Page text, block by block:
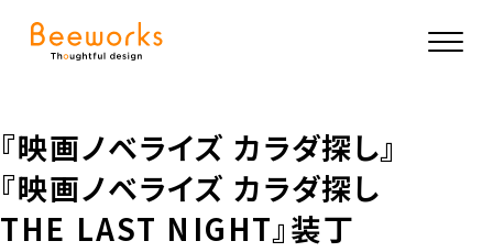
『映画ノベライズ カラダ探し』
『映画ノベライズ カラダ探し
THE LAST NIGHT』装丁